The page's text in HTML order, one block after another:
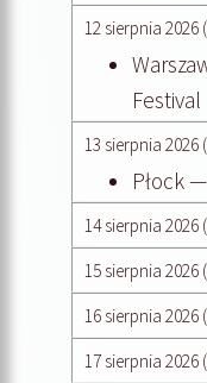
12 sierpnia 2026
Festival
13 sierpnia 2026
Płock
14 sierpnia 2026
15 sierpnia 2026
16 sierpnia 2026
17 sierpnia 2026